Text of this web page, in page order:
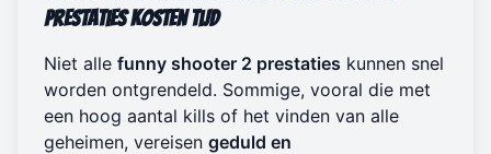
Prestaties Kosten Tijd
Niet alle funny shooter 2 prestaties kunnen snel
worden ontgrendeld. Sommige, vooral die met
een hoog aantal kills of het vinden van alle
geheimen, vereisen geduld en